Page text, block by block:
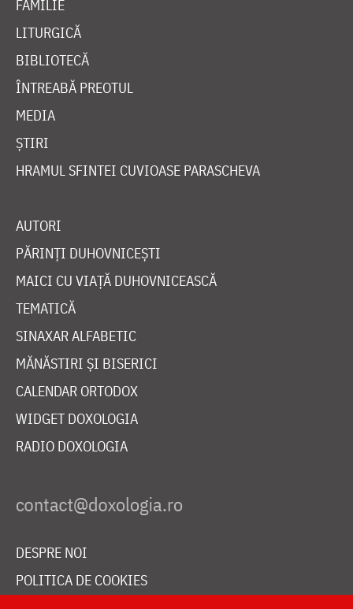
FAMILIE
LITURGICĂ
BIBLIOTECĂ
ÎNTREABĂ PREOTUL
MEDIA
ȘTIRI
HRAMUL SFINTEI CUVIOASE PARASCHEVA
AUTORI
PĂRINȚI DUHOVNICEȘTI
MAICI CU VIAȚĂ DUHOVNICEASCĂ
TEMATICĂ
SINAXAR ALFABETIC
MĂNĂSTIRI ȘI BISERICI
CALENDAR ORTODOX
WIDGET DOXOLOGIA
RADIO DOXOLOGIA
DESPRE NOI
POLITICA DE COOKIES